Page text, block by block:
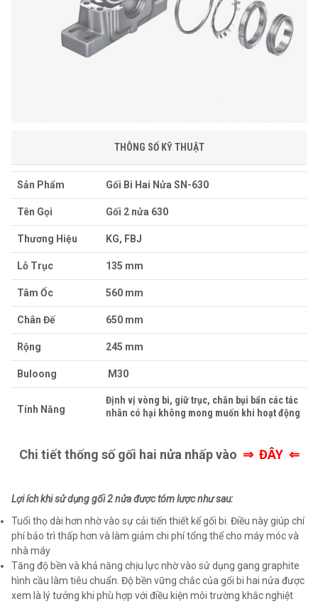
THÔNG SỐ KỸ THUẬT
Sản Phẩm Gối Bi Hai Nửa SN-630
Tên Gọi Gối 2 nửa 630
Thương Hiệu KG, FBJ
Lỗ Trục 135 mm
Tâm Ốc 560 mm
Chân Đế 650 mm
Rộng 245 mm
Buloong M30
Tính Năng
Định vị vòng bi, giữ trục, chắn bụi bẩn các tác
nhân có hại không mong muốn khi hoạt động
Chi tiết thống số gối hai nửa nhấp vào ⇒ ĐÂY ⇐
Lợi ích khi sử dụng gối 2 nửa được tóm lược như sau:
Tuổi thọ dài hơn nhờ vào sự cải tiến thiết kế gối bi. Điều này giúp chí
phí bảo trì thấp hơn và làm giảm chi phí tổng thể cho máy móc và
nhà máy
Tăng độ bền và khả năng chịu lực nhờ vào sử dụng gang graphite
hình cầu làm tiêu chuẩn. Độ bền vững chắc của gối bi hai nửa được
xem là lý tưởng khi phù hợp với điều kiện môi trường khắc nghiệt